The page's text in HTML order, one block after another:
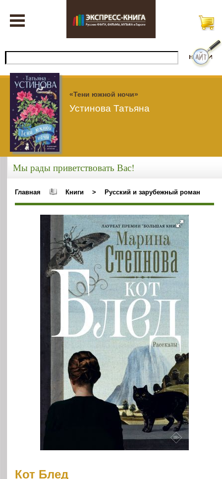
«Тени южной ночи»
Устинова Татьяна
Мы рады приветствовать Вас!
Главная Книги > Русский и зарубежный роман
Кот Блед